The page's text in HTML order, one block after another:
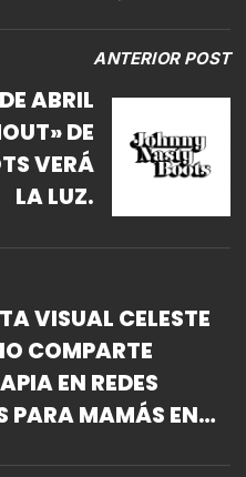
ANTERIOR POST
ABRIL
DE
VERÁ
LA LUZ.
VISUAL CELESTE
COMPARTE
EN REDES
PARA MAMÁS EN